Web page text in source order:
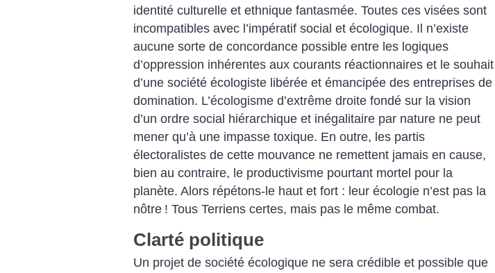
identité culturelle et ethnique fantasmée. Toutes ces visées sont
incompatibles avec l’impératif social et écologique. Il n’existe
aucune sorte de concordance possible entre les logiques
d’oppression inhérentes aux courants réactionnaires et le souhait
d’une société écologiste libérée et émancipée des entreprises de
domination. ­L’écologisme d’extrême droite fondé sur la vision
d’un ordre social hiérarchique et inégalitaire par nature ne peut
mener qu’à une impasse toxique. En outre, les partis
électoralistes de cette mouvance ne remettent jamais en cause,
bien au contraire, le productivisme pourtant mortel pour la
planète. Alors répétons-le haut et fort : leur écologie n’est pas la
nôtre ! Tous Terriens certes, mais pas le même combat.
Clarté politique
Un projet de société écologique ne sera crédible et possible que